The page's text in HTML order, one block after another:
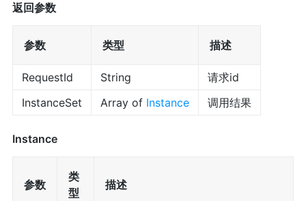
返回参数
参数 类型 描述
RequestId String
请求id
InstanceSet
Array of Instance 调用结果
Instance
参数
类
型
描述